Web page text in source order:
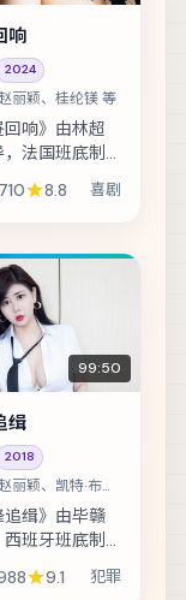
响
2024
丽颖、桂纶镁 等
回响》由林超
，法国班底制
型定位为喜
乐节后台的失
阴谋。主演
颖、桂纶
等，表演层
8.8 喜剧
99:50
缉
2018
丽颖、凯特·布兰
追缉》由毕赣
班牙班底制
型定位为犯
胞胎互换身份
9.1 犯罪